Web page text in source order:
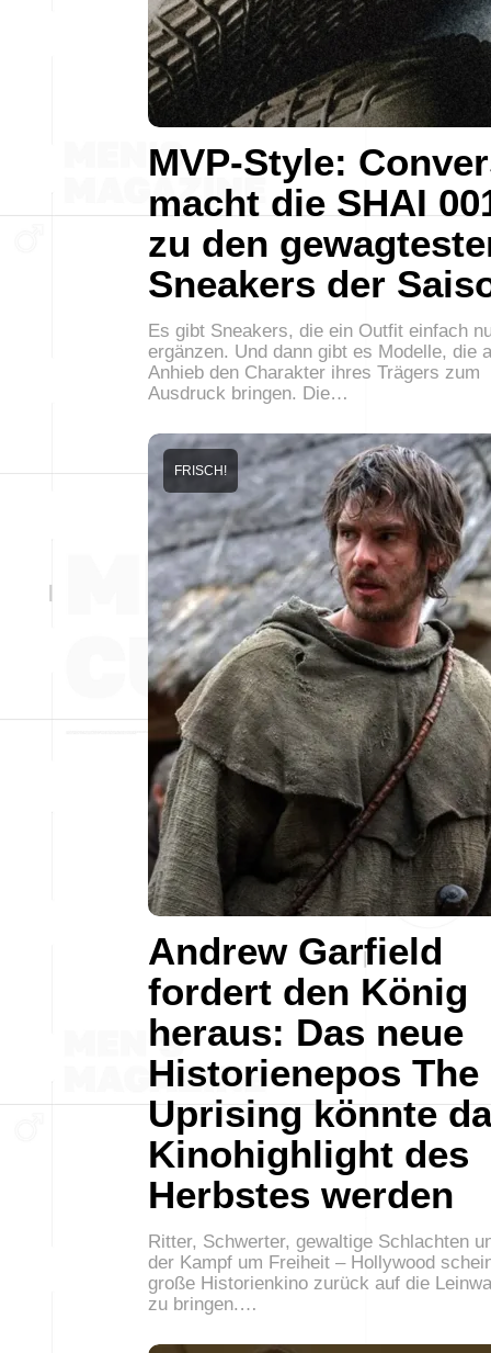
MVP-Style:
macht die SHAI
zu den
Sneakers der
Es gibt Sneakers, die ein Outfit einfach
ergänzen. Und dann gibt es Modelle, die
Anhieb den Charakter ihres Trägers zum
Ausdruck bringen. Die…
Andrew Garfield
fordert den König
heraus: Das neue
Historienepos The
Uprising könnte
Kinohighlight des
Herbstes werden
FRISCH!
Ritter, Schwerter, gewaltige Schlachten
der Kampf um Freiheit – Hollywood
große Historienkino zurück auf die
zu bringen.…